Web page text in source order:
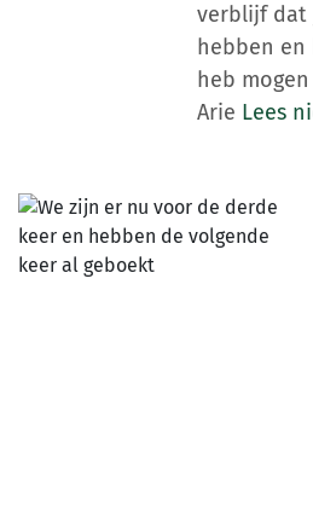
verblijf dat
hebben
heb
Arie Lees